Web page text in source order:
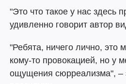
"Это что такое у нас здесь
удивленно говорит автор
"Ребята, ничего лично, это
кому-то провокацией, но у
ощущения сюрреализма", –